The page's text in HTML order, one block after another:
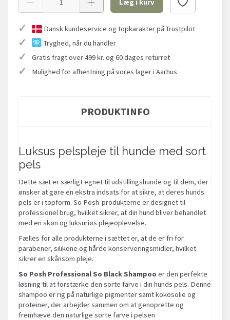
Læg i kurv
✓ Dansk kundeservice og topkarakter på Trustpilot
✓ Tryghed, når du handler
✓ Gratis fragt over 499 kr. og 60 dages returret
✓ Mulighed for afhentning på vores lager i Aarhus
PRODUKTINFO
Luksus pelspleje til hunde med sort
pels
Dette sæt er særligt egnet til udstillingshunde og til dem, der
ønsker at gøre en ekstra indsats for at sikre, at deres hunds
pels er i topform. So Posh-produkterne er designet til
professionel brug, hvilket sikrer, at din hund bliver behandlet
med en skøn og luksuriøs plejeoplevelse.
Fælles for alle produkterne i sættet er, at de er fri for
parabener, silikone og hårde konserveringsmidler, hvilket
sikrer en skånsom pleje.
So Posh Professional So Black Shampoo er den perfekte
løsning til at forstærke den sorte farve i din hunds pels. Denne
shampoo er rig på naturlige pigmenter samt kokosolie og
proteiner, der arbejder sammen om at genoprette og
fremhæve den naturlige sorte farve i pelsen